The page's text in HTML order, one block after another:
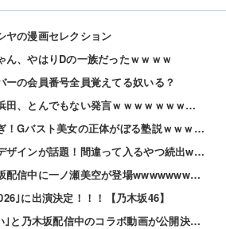
ヤの漫画セレクション
ん、やはりDの一族だったｗｗｗｗ
ーの会員番号全員覚えてる奴いる？
【速報】ダウンタウン浜田、とんでもない発言ｗｗｗｗｗｗｗｗｗｗ 他
【画像】これはデカすぎ！Gバスト美女の正体がぼる塾説ｗｗｗｗ 他
【画像】このトイレのデザインが話題！間違って入るやつ続出www 他
【速報】またまた乃木坂配信中に一ノ瀬美空が登場wwwwwwwww
｣に出演決定！！！【乃木坂46】
福岡のお土産 ｢めんべい｣と乃木坂配信中のコラボ動画が公開決定！！！【乃木坂46】